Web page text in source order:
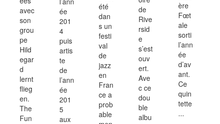
avec
son
grou
pe
Hild
egar
d
lernt
flieg
en.
The
Fun
ée
201
4
puis
artis
te
de
l’ann
ée
201
5
aux
été
dan
s un
festi
val
de
jazz
en
Fran
ce a
prob
able
de
Rive
rsid
e
s’est
ouv
ert.
Ave
c ce
dou
ble
albu
ère
Fœt
ale
sorti
l’ann
ée
d’av
ant.
Ce
quin
tette
...